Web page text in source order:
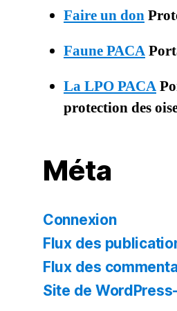
Faire un don
Faune PACA
La LPO PACA
protection des
Méta
Connexion
Flux des
Flux des
Site de